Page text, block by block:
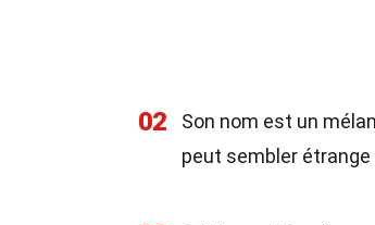
02
Son nom est un
peut sembler